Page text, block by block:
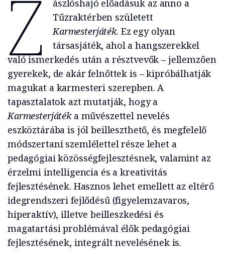
Z
ászlóshajó előadásuk az anno a
Tűzraktérben született
Karmesterjáték. Ez egy olyan
társasjáték, ahol a hangszerekkel
való ismerkedés után a résztvevők – jellemzően
gyerekek, de akár felnőttek is – kipróbálhatják
magukat a karmesteri szerepben. A
tapasztalatok azt mutatják, hogy a
Karmesterjátéka művészettel nevelés
eszköztárába is jól beilleszthető, és megfelelő
módszertani szemlélettel része lehet a
pedagógiai közösségfejlesztésnek, valamint az
érzelmi intelligencia és a kreativitás
fejlesztésének. Hasznos lehet emellett az eltérő
idegrendszeri fejlődésű (figyelemzavaros,
hiperaktív), illetve beilleszkedési és
magatartási problémával élők pedagógiai
fejlesztésének, integrált nevelésének is.